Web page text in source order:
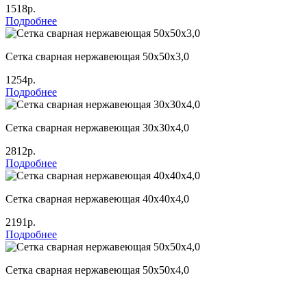
1518р.
Подробнее
Сетка сварная нержавеющая 50х50х3,0
1254р.
Подробнее
Сетка сварная нержавеющая 30х30х4,0
2812р.
Подробнее
Сетка сварная нержавеющая 40х40х4,0
2191р.
Подробнее
Сетка сварная нержавеющая 50х50х4,0